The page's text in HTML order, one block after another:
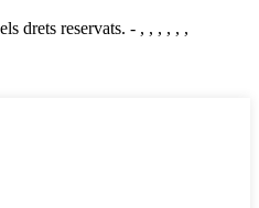
drets reservats. - , , , , , ,